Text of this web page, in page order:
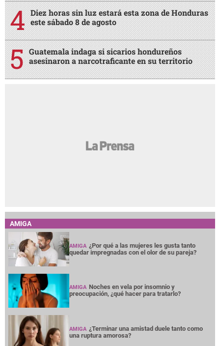
Diez horas sin luz estará esta zona de Honduras
este sábado 8 de agosto
Guatemala indaga si sicarios hondureños
asesinaron a narcotraficante en su territorio
AMIGA
AMIGA ¿Por qué a las mujeres les gusta tanto
quedar impregnadas con el olor de su pareja?
AMIGA Noches en vela por insomnio y
preocupación, ¿qué hacer para tratarlo?
AMIGA ¿Terminar una amistad duele tanto como
una ruptura amorosa?